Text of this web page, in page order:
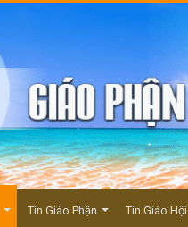
Tin Giáo Phận Tin Giáo Hội